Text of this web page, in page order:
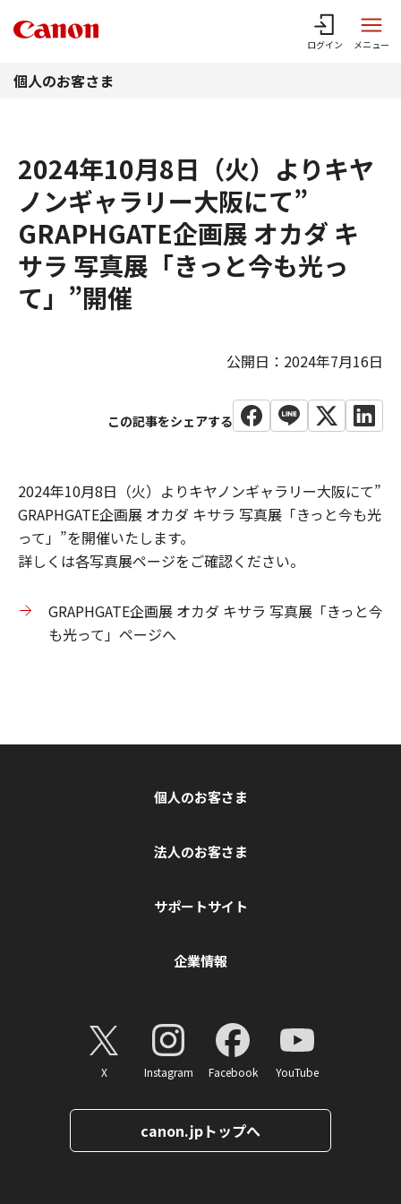
ログイン メニュー
個人のお客さま
2024年10月8日（火）よりキヤ
ノンギャラリー大阪にて”
GRAPHGATE企画展 オカダ キ
サラ 写真展「きっと今も光っ
て」”開催
公開日：2024年7月16日
2024年10月8日（火）よりキヤノンギャラリー大阪にて”
GRAPHGATE企画展 オカダ キサラ 写真展「きっと今も光
って」”を開催いたします。
詳しくは各写真展ページをご確認ください。
GRAPHGATE企画展 オカダ キサラ 写真展「きっと今
も光って」ページへ
個人のお客さま
法人のお客さま
サポートサイト
企業情報
X Instagram Facebook YouTube
canon.jpトップへ